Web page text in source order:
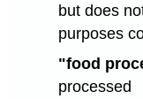
but does
purposes
"food